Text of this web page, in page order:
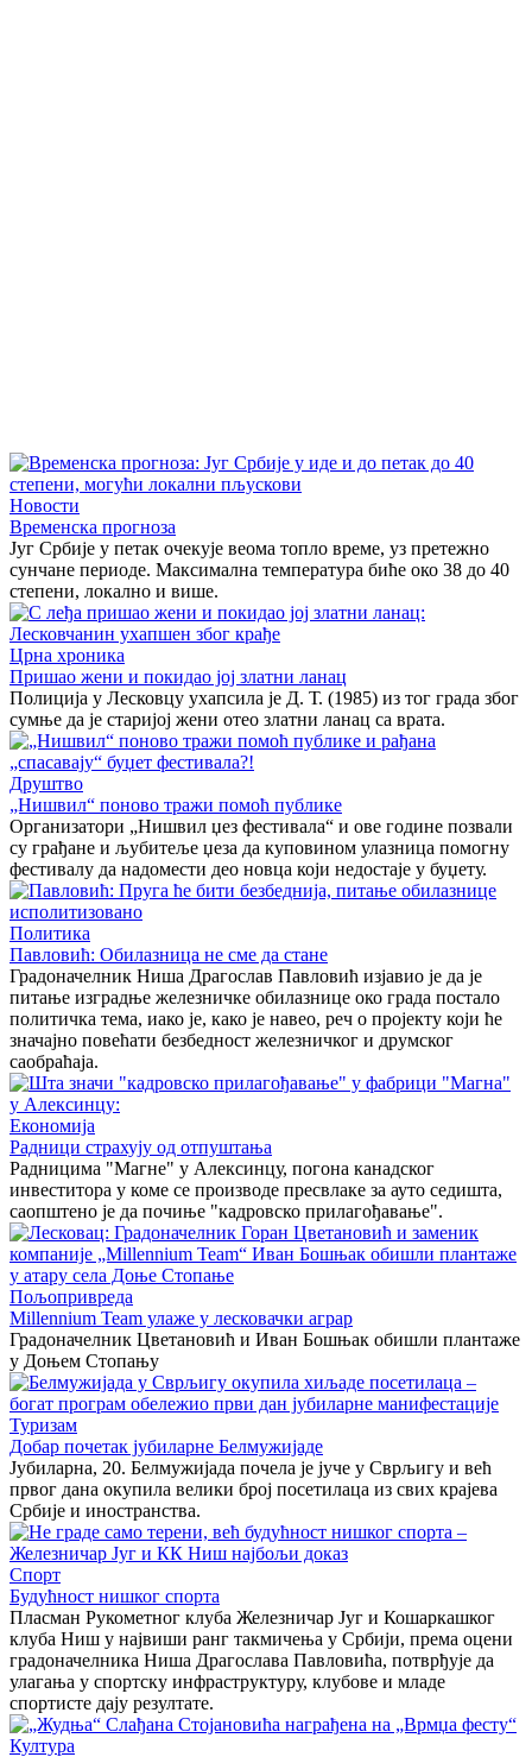
Новости
Временска прогноза
Југ Србије у петак очекује веома топло време, уз претежно
сунчане периоде. Максимална температура биће око 38 до 40
степени, локално и више.
Црна хроника
Пришао жени и покидао јој златни ланац
Полиција у Лесковцу ухапсила је Д. Т. (1985) из тог града због
сумње да је старијој жени отео златни ланац са врата.
Друштво
„Нишвил“ поново тражи помоћ публике
Организатори „Нишвил џез фестивала“ и ове године позвали
су грађане и љубитеље џеза да куповином улазница помогну
фестивалу да надомести део новца који недостаје у буџету.
Политика
Павловић: Обилазница не сме да стане
Градоначелник Ниша Драгослав Павловић изјавио је да је
питање изградње железничке обилазнице око града постало
политичка тема, иако је, како је навео, реч о пројекту који ће
значајно повећати безбедност железничког и друмског
саобраћаја.
Економија
Радници страхују од отпуштања
Радницима "Магне" у Алексинцу, погона канадског
инвеститора у коме се производе пресвлаке за ауто седишта,
саопштено је да почиње "кадровско прилагођавање".
Пољопривреда
Millennium Team улаже у лесковачки аграр
Градоначелник Цветановић и Иван Бошњак обишли плантаже
у Доњем Стопању
Туризам
Добар почетак јубиларне Белмужијаде
Јубиларна, 20. Белмужијада почела је јуче у Сврљигу и већ
првог дана окупила велики број посетилаца из свих крајева
Србије и иностранства.
Спорт
Будућност нишког спорта
Пласман Рукометног клуба Железничар Југ и Кошаркашког
клуба Ниш у највиши ранг такмичења у Србији, према оцени
градоначелника Ниша Драгослава Павловића, потврђује да
улагања у спортску инфраструктуру, клубове и младе
спортисте дају резултате.
Култура